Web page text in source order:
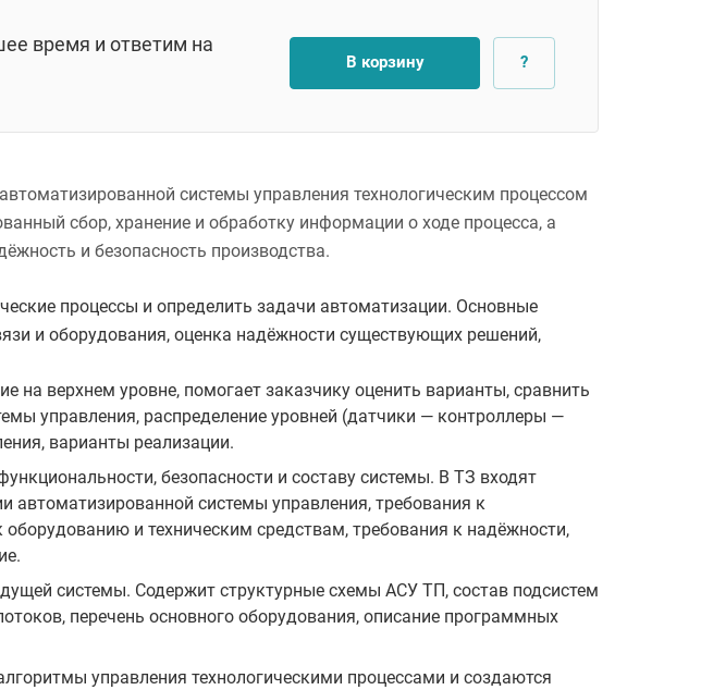
время и ответим на
В корзину ?
системы управления технологическим процессом
сбор, хранение и обработку информации о ходе процесса, а
и безопасность производства.
процессы и определить задачи автоматизации. Основные
и оборудования, оценка надёжности существующих решений,
на верхнем уровне, помогает заказчику оценить варианты, сравнить
управления, распределение уровней (датчики — контроллеры —
варианты реализации.
безопасности и составу системы. В ТЗ входят
автоматизированной системы управления, требования к
и техническим средствам, требования к надёжности,
системы. Содержит структурные схемы АСУ ТП, состав подсистем
перечень основного оборудования, описание программных
управления технологическими процессами и создаются